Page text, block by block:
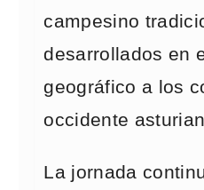
campesino
desarrollados en
geográfico a los
occidente
La jornada